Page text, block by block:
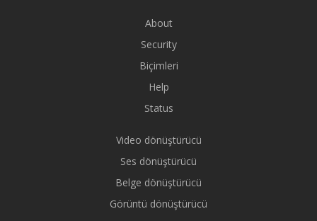
About
Security
Biçimleri
Help
Status
Video dönüştürücü
Ses dönüştürücü
Belge dönüştürücü
Görüntü dönüştürücü